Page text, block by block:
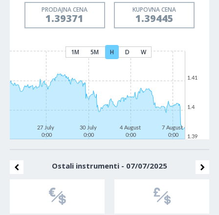
PRODAJNA CENA
1.39371
KUPOVNA CENA
1.39445
1M 5M H D W
27 July
0:00
30 July
0:00
4 August
0:00
7 August
0:00
1.39
1.4
1.41
Ostali instrumenti - 07/07/2025